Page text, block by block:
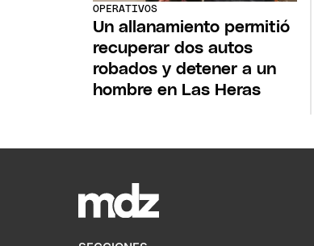
OPERATIVOS
Un allanamiento permitió
recuperar dos autos
robados y detener a un
hombre en Las Heras